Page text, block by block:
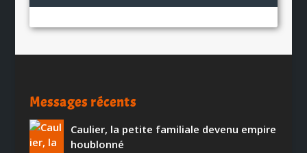
Messages récents
Caulier, la petite familiale devenu empire
houblonné